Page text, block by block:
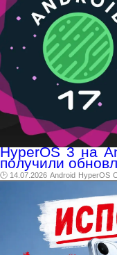
HyperOS 3 на
получили
🕑 14.07.2026 Android HyperOS